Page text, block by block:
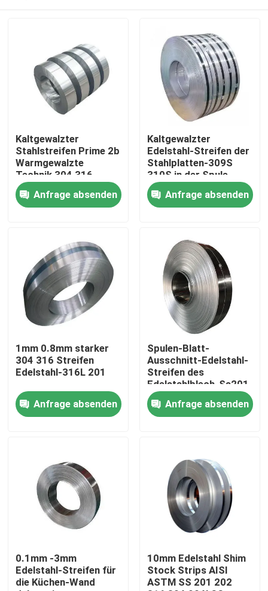
Nach Hause
Über uns
Kontakte
Produkte
Edelstahlrundenrohr
Edelstahl-Spule
SS-Vierkantrohr
Edelstahlstreifen
Kaltgewalzter
Stahlstreifen Prime 2b
Warmgewalzte
Technik 304 316
Edelstahlstreifen
Anfrage absenden
Kaltgewalzter
Edelstahl-Streifen der
Stahlplatten-309S
310S in der Spule
Anfrage absenden
1mm 0.8mm starker
304 316 Streifen
Edelstahl-316L 201
Anfrage absenden
Spulen-Blatt-
Ausschnitt-Edelstahl-
Streifen des
Edelstahlblech-Ss201
Anfrage absenden
0.1mm -3mm
Edelstahl-Streifen für
die Küchen-Wand
10mm Edelstahl Shim
Stock Strips AISI
ASTM SS 201 202